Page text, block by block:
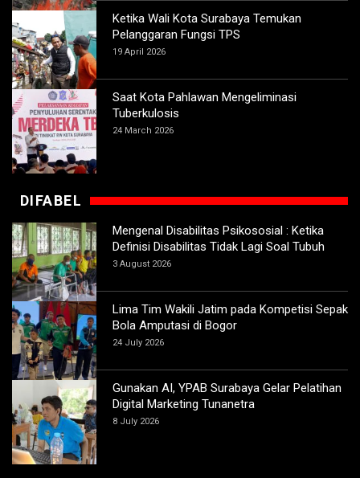
Ketika Wali Kota Surabaya Temukan
Pelanggaran Fungsi TPS
19 April 2026
Saat Kota Pahlawan Mengeliminasi
Tuberkulosis
24 March 2026
DIFABEL
Mengenal Disabilitas Psikososial : Ketika
Definisi Disabilitas Tidak Lagi Soal Tubuh
3 August 2026
Lima Tim Wakili Jatim pada Kompetisi Sepak
Bola Amputasi di Bogor
24 July 2026
Gunakan AI, YPAB Surabaya Gelar Pelatihan
Digital Marketing Tunanetra
8 July 2026